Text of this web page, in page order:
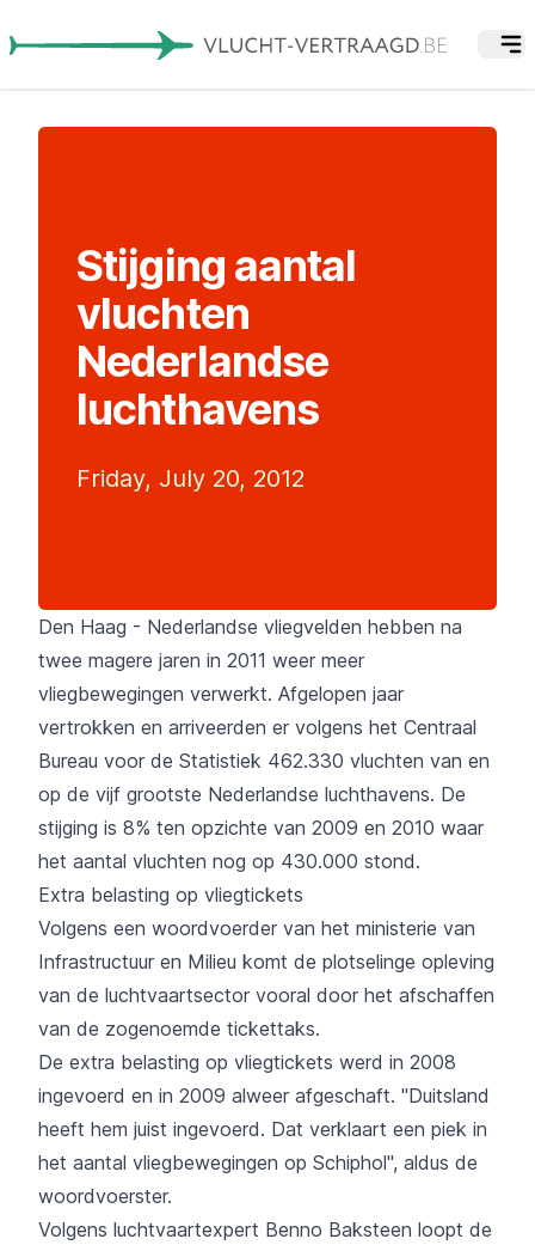
Stijging aantal
vluchten
Nederlandse
luchthavens
Friday, July 20, 2012
Den Haag - Nederlandse vliegvelden hebben na
twee magere jaren in 2011 weer meer
vliegbewegingen verwerkt. Afgelopen jaar
vertrokken en arriveerden er volgens het Centraal
Bureau voor de Statistiek 462.330 vluchten van en
op de vijf grootste Nederlandse luchthavens. De
stijging is 8% ten opzichte van 2009 en 2010 waar
het aantal vluchten nog op 430.000 stond.
Extra belasting op vliegtickets
Volgens een woordvoerder van het ministerie van
Infrastructuur en Milieu komt de plotselinge opleving
van de luchtvaartsector vooral door het afschaffen
van de zogenoemde tickettaks.
De extra belasting op vliegtickets werd in 2008
ingevoerd en in 2009 alweer afgeschaft. "Duitsland
heeft hem juist ingevoerd. Dat verklaart een piek in
het aantal vliegbewegingen op Schiphol", aldus de
woordvoerster.
Volgens luchtvaartexpert Benno Baksteen loopt de